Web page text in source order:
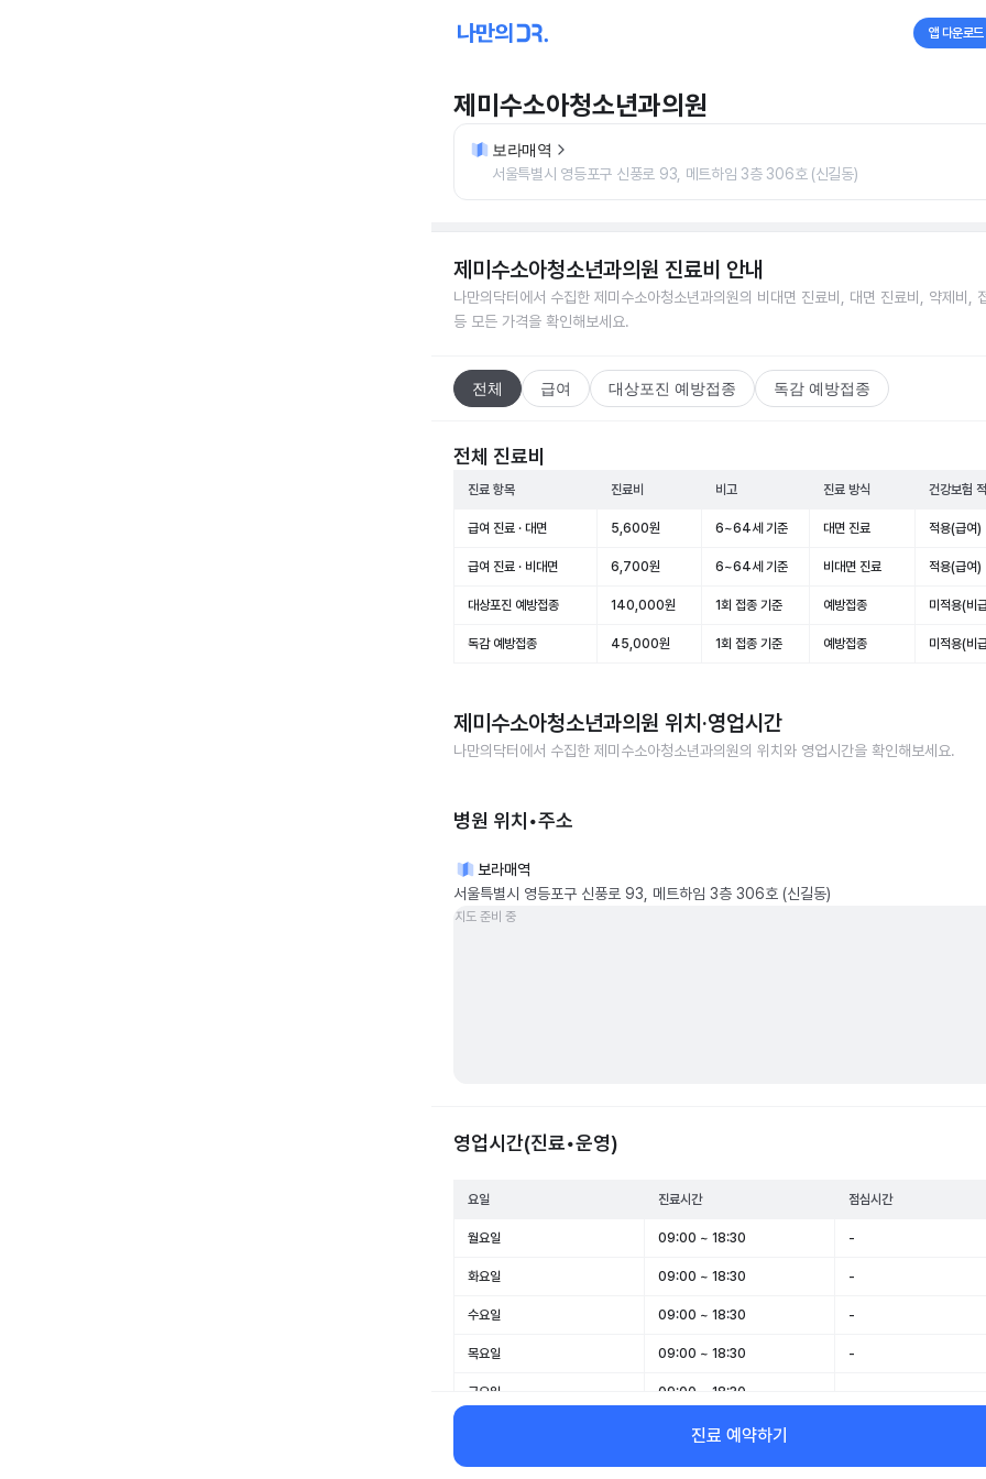
앱 다운로드
제미수소아청소년과의원
보라매역
서울특별시 영등포구 신풍로 93, 메트하임 3층 306호 (신길동)
제미수소아청소년과의원 진료비 안내
나만의닥터에서 수집한 제미수소아청소년과의원의 비대면 진료비, 대면 진료비, 약제비,
등 모든 가격을 확인해보세요.
전체 급여 대상포진 예방접종 독감 예방접종
전체 진료비
진료 항목 진료비 비고 진료 방식 건강보험
급여 진료 · 대면 5,600원 6~64세 기준 대면 진료 적용(급여)
급여 진료 · 비대면 6,700원 6~64세 기준 비대면 진료 적용(급여)
대상포진 예방접종 140,000원 1회 접종 기준 예방접종 미적용(비
독감 예방접종 45,000원 1회 접종 기준 예방접종 미적용(비
제미수소아청소년과의원 위치·영업시간
나만의닥터에서 수집한 제미수소아청소년과의원의 위치와 영업시간을 확인해보세요.
병원 위치•주소
보라매역
서울특별시 영등포구 신풍로 93, 메트하임 3층 306호 (신길동)
지도 준비 중
영업시간(진료•운영)
요일 진료시간 점심시간
월요일 09:00 ~ 18:30 -
화요일 09:00 ~ 18:30 -
수요일 09:00 ~ 18:30 -
목요일 09:00 ~ 18:30 -
금요일 09:00 ~ 18:30
09:00 ~ 14:00
일요일 휴무 -
진료 예약하기